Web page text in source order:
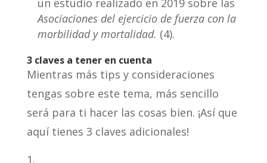
un estudio realizado en 2019 sobre las
Asociaciones del ejercicio de fuerza con la
morbilidad y mortalidad. (4).
3 claves a tener en cuenta
Mientras más tips y consideraciones
tengas sobre este tema, más sencillo
será para ti hacer las cosas bien. ¡Así que
aquí tienes 3 claves adicionales!